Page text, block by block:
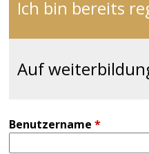
Ich bin bereits
Auf
Benutzername*